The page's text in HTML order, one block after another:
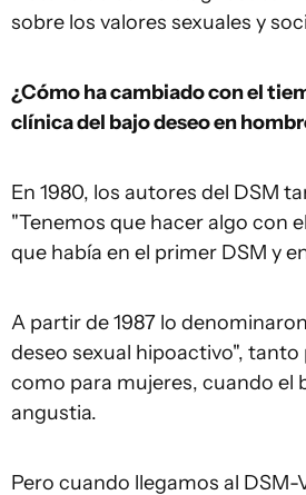
sobre los valores sexuales y
¿Cómo ha cambiado con el
clínica del bajo deseo en
En 1980, los autores del DSM
"Tenemos que hacer algo con
que había en el primer DSM y
A partir de 1987 lo
deseo sexual hipoactivo",
como para mujeres, cuando el
angustia.
Pero cuando llegamos al DSM-